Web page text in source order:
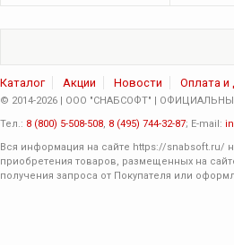
Каталог Акции Новости Оплата и
© 2014-2026 | ООО "СНАБСОФТ" | ОФИЦИАЛЬНЫЙ
Тел.: 8 (800) 5-508-508, 8 (495) 744-32-87; E-mail:
Вся информация на сайте https://snabsoft.ru/
приобретения товаров, размещенных на
получения запроса от Покупателя или